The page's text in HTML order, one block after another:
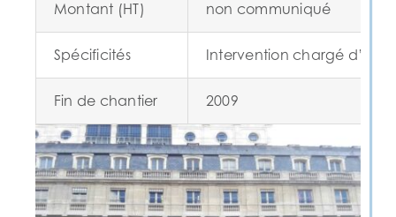
Montant (HT) non communiqué
Spécificités Intervention chargé
Fin de chantier 2009